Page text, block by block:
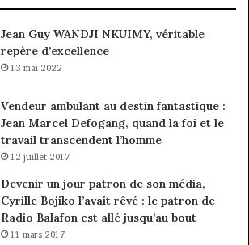
Jean Guy WANDJI NKUIMY, véritable
repère d’excellence
13 mai 2022
Vendeur ambulant au destin fantastique :
Jean Marcel Defogang, quand la foi et le
travail transcendent l’homme
12 juillet 2017
Devenir un jour patron de son média,
Cyrille Bojiko l’avait rêvé : le patron de
Radio Balafon est allé jusqu’au bout
11 mars 2017